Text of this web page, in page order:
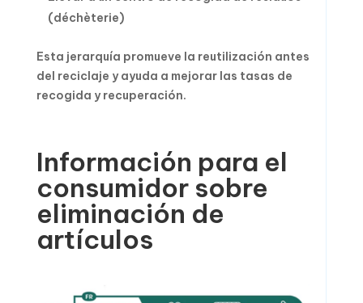
(déchèterie)
Esta jerarquía promueve la reutilización antes
del reciclaje y ayuda a mejorar las tasas de
recogida y recuperación.
Información para el
consumidor sobre
eliminación de
artículos